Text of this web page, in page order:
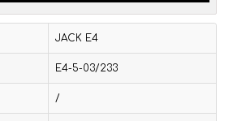
JACK E4
E4-5-03/233
/